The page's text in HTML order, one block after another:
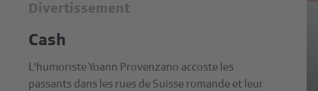
Divertissement
Cash
L'humoriste Yoann Provenzano accoste les
passants dans les rues de Suisse romande et leur